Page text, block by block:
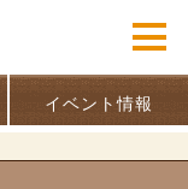
イベント情報